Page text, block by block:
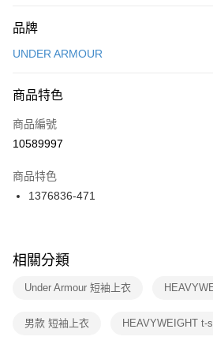
台灣樂天信用卡公司
【關於「AFTEE先享後付」】
便利好安心！
３．安心：先確認商品／服務後，再付款。
【「AFTEE先享後付」結帳流程】
１．於結帳方式選擇「AFTEE先享後付」後，
２．訂單成立數日內，您將收到繳費通知簡訊。
３．收到繳費通知簡訊後14天內，點擊此簡訊
ATM／網路銀行／等多元方式進行付款，方視
※ 交易是否成功請以「AFTEE先享後付 」之
是否繳費成功／繳費後需取消欲退款等相關疑
客戶支援中心」https://
１．透過由恩沛科技股份有限公司提供之「
運送方式
每筆NT$100，滿NT$1,500(含以上)免運
宅配
每筆NT$100，滿NT$1,500(含以上)免運
付款後門市自取
每筆NT$100，滿NT$1,500(含以上)免運
品牌
UNDER ARMOUR
商品特色
商品編號
10589997
商品特色
1376836-471
相關分類
Under Armour 短袖上衣
男款 短袖上衣 HEAVYWEIGHT t-